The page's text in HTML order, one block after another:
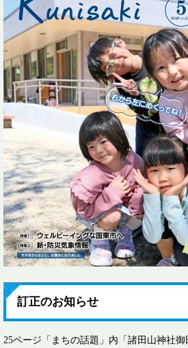
訂正のお知らせ
25ページ「まちの話題」内「諸田山神社